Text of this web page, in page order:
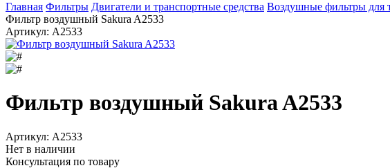
Главная Фильтры Двигатели и транспортные средства Воздушные фильтры для
Фильтр воздушный Sakura A2533
Артикул: A2533
Фильтр воздушный Sakura A2533
Артикул: A2533
Нет в наличии
Консультация по товару